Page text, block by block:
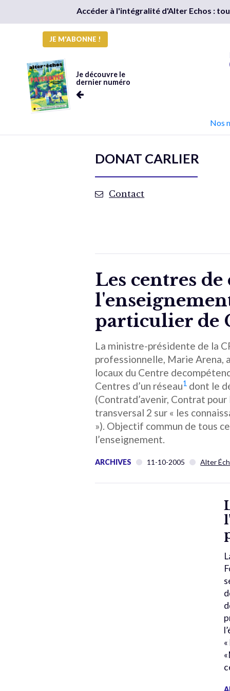
Accéder à l'intégralité d'Alter Echos :
JE M'ABONNE !
Je découvre le
dernier numéro
Nos
DONAT CARLIER
Contact
Les centres
particulier de
La ministre-présidente de la
professionnelle, Marie Arena,
locaux du Centre
Centres d’un réseau1 dont le
(Contratd’avenir, Contrat
transversal 2 sur « les
»). Objectif commun de tous
l’enseignement.
ARCHIVES 11-10-2005 Alter